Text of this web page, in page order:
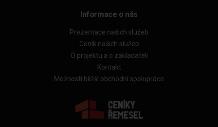
Informace o nás
Prezentace našich služeb
Ceník našich služeb
O projektu a o zakladateli
Kontakt
Možnosti bližší obchodní spolupráce